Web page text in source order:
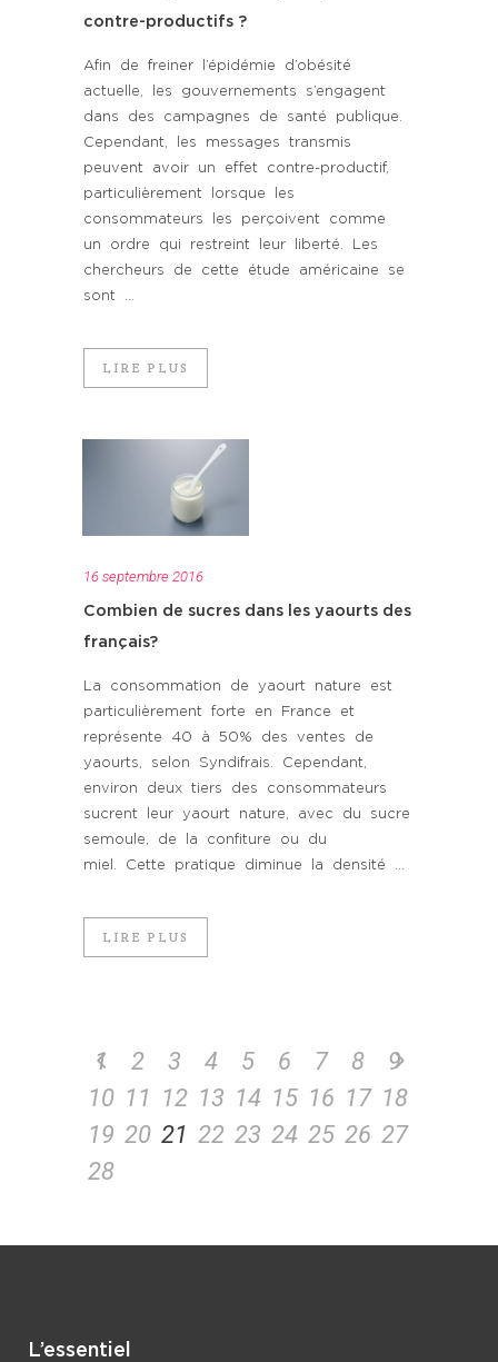
contre-productifs ?
Afin de freiner l’épidémie d’obésité
actuelle, les gouvernements s’engagent
dans des campagnes de santé publique.
Cependant, les messages transmis
peuvent avoir un effet contre-productif,
particulièrement lorsque les
consommateurs les perçoivent comme
un ordre qui restreint leur liberté. Les
chercheurs de cette étude américaine se
sont ...
LIRE PLUS
16 septembre 2016
Combien de sucres dans les yaourts des
français?
La consommation de yaourt nature est
particulièrement forte en France et
représente 40 à 50% des ventes de
yaourts, selon Syndifrais. Cependant,
environ deux tiers des consommateurs
sucrent leur yaourt nature, avec du sucre
semoule, de la confiture ou du
miel. Cette pratique diminue la densité ...
LIRE PLUS
1 2 3 4 5 6 7 8
9
10 11 12 13 14 15 16 17 18
19 20 21 22 23 24 25 26 27
28
L’essentiel